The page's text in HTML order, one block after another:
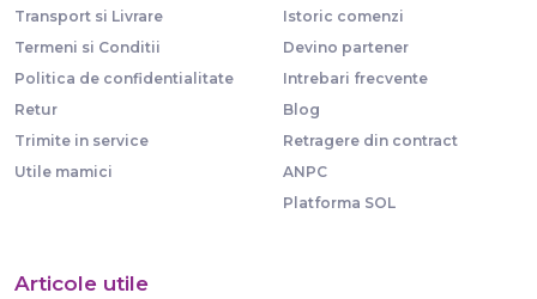
Transport si Livrare
Termeni si Conditii
Politica de confidentialitate
Retur
Trimite in service
Utile mamici
Istoric comenzi
Devino partener
Intrebari frecvente
Blog
Retragere din contract
ANPC
Platforma SOL
Articole utile